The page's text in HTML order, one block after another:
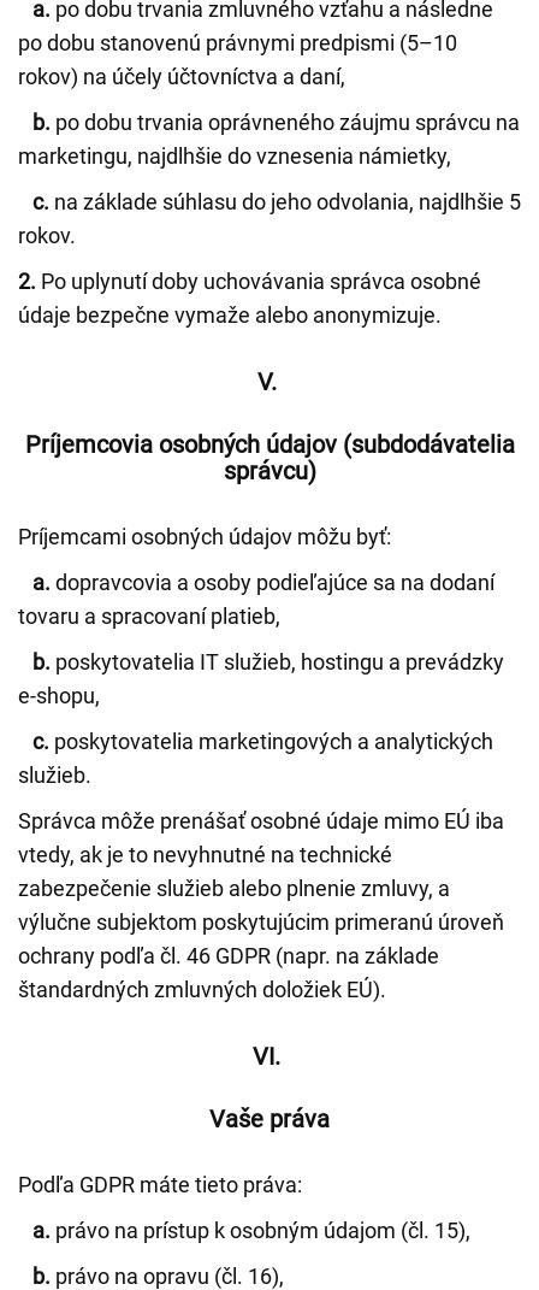
a. po dobu trvania zmluvného vzťahu a následne
po dobu stanovenú právnymi predpismi (5–10
rokov) na účely účtovníctva a daní,
b. po dobu trvania oprávneného záujmu správcu na
marketingu, najdlhšie do vznesenia námietky,
c. na základe súhlasu do jeho odvolania, najdlhšie 5
rokov.
2. Po uplynutí doby uchovávania správca osobné
údaje bezpečne vymaže alebo anonymizuje.
V.
Príjemcovia osobných údajov (subdodávatelia
správcu)
Príjemcami osobných údajov môžu byť:
a. dopravcovia a osoby podieľajúce sa na dodaní
tovaru a spracovaní platieb,
b. poskytovatelia IT služieb, hostingu a prevádzky
e-shopu,
c. poskytovatelia marketingových a analytických
služieb.
Správca môže prenášať osobné údaje mimo EÚ iba
vtedy, ak je to nevyhnutné na technické
zabezpečenie služieb alebo plnenie zmluvy, a
výlučne subjektom poskytujúcim primeranú úroveň
ochrany podľa čl. 46 GDPR (napr. na základe
štandardných zmluvných doložiek EÚ).
VI.
Vaše práva
Podľa GDPR máte tieto práva:
a. právo na prístup k osobným údajom (čl. 15),
b. právo na opravu (čl. 16),